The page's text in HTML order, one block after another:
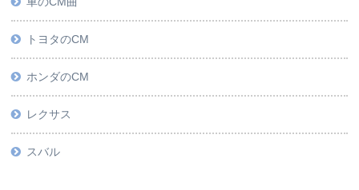
トヨタのCM
ホンダのCM
レクサス
スバル